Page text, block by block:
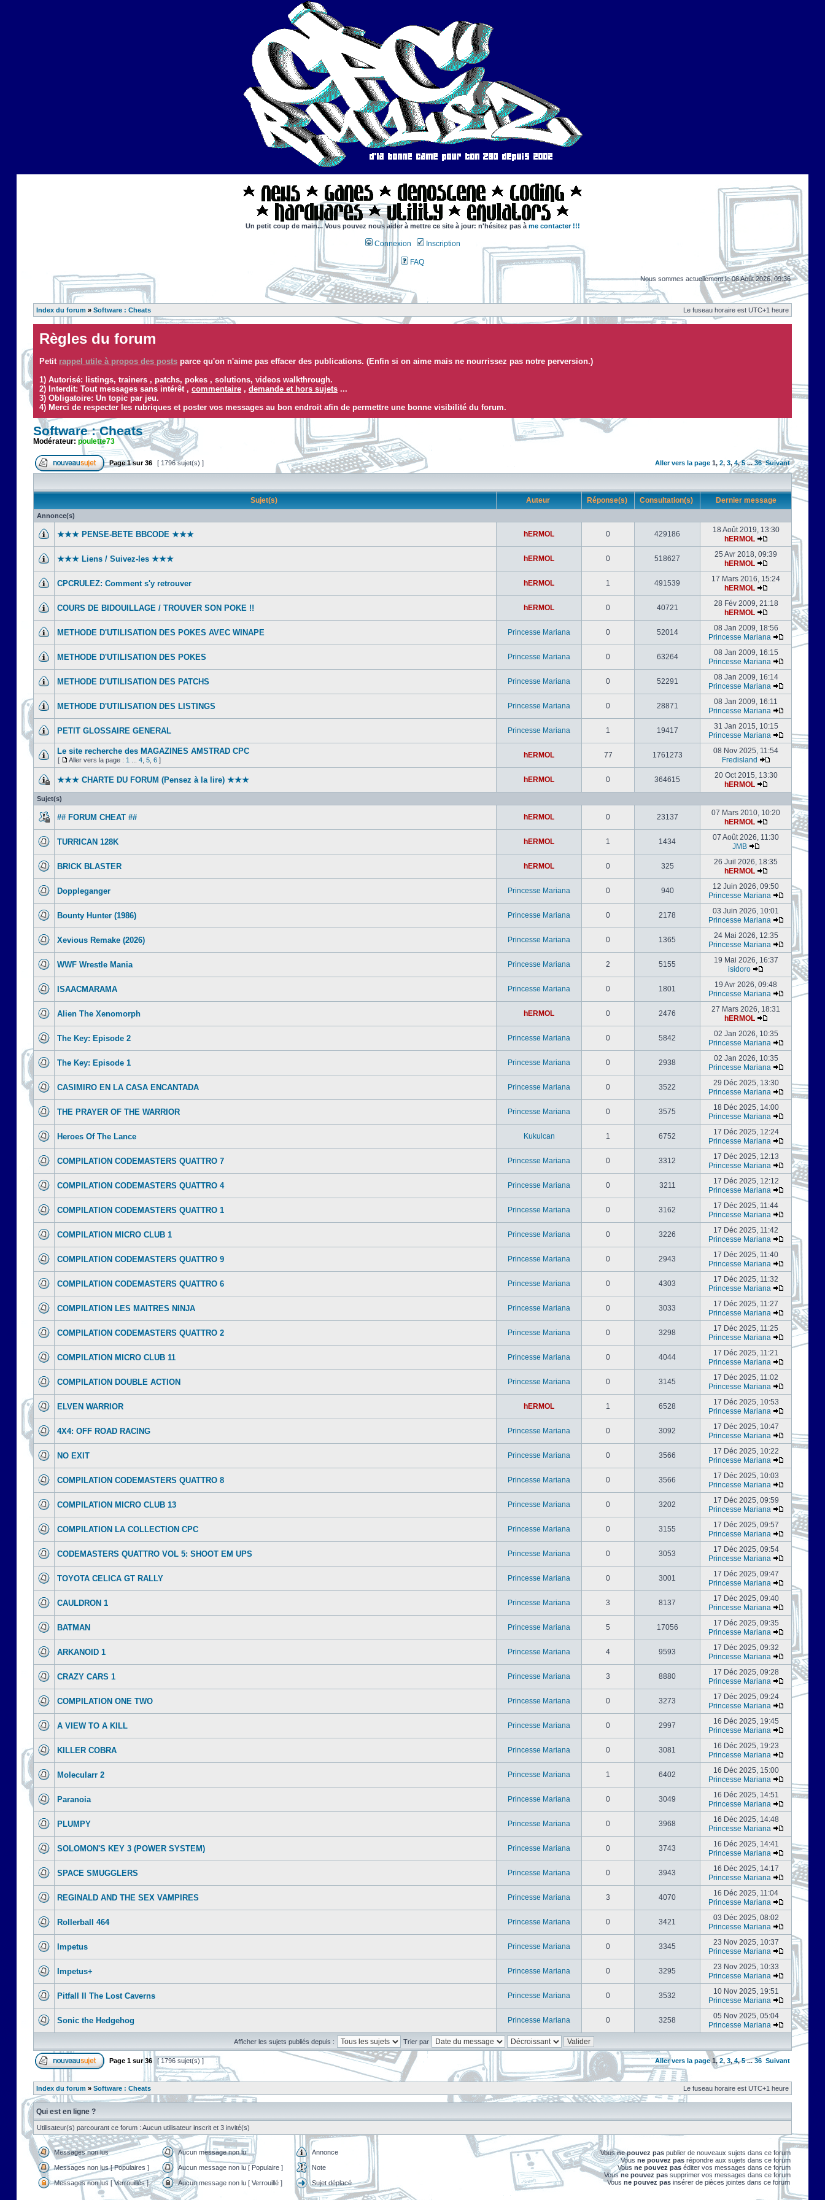
Un petit coup de main... Vous pouvez nous aider à mettre ce site à jour: n'hésitez pas à me contacter !!!
Connexion Inscription
FAQ
Nous sommes actuellement le 08 Août 2026, 09:36
Index du forum » Software : Cheats Le fuseau horaire est UTC+1 heure
Règles du forum
Petit rappel utile à propos des posts parce qu'on n'aime pas effacer des publications. (Enfin si on aime mais ne nourrissez pas notre perversion.)
1) Autorisé: listings, trainers , patchs, pokes , solutions, videos walkthrough.
2) Interdit: Tout messages sans intérêt , commentaire , demande et hors sujets ...
3) Obligatoire: Un topic par jeu.
4) Merci de respecter les rubriques et poster vos messages au bon endroit afin de permettre une bonne visibilité du forum.
Software : Cheats
Modérateur: poulette73
Page1sur36 [ 1796 sujet(s) ] Aller vers la page 1, 2, 3, 4,5...36 Suivant
Sujet(s) Auteur Réponse(s) Consultation(s) Dernier message
Annonce(s)
★★★ PENSE-BETE BBCODE ★★★ hERMOL 0 429186
18 Août 2019, 13:30
hERMOL
★★★ Liens / Suivez-les ★★★ hERMOL 0 518627
25 Avr 2018, 09:39
hERMOL
CPCRULEZ: Comment s'y retrouver‎ hERMOL 1 491539
17 Mars 2016, 15:24
hERMOL
COURS DE BIDOUILLAGE / TROUVER SON POKE !! hERMOL 0 40721
28 Fév 2009, 21:18
hERMOL
METHODE D'UTILISATION DES POKES AVEC WINAPE Princesse Mariana 0 52014
08 Jan 2009, 18:56
Princesse Mariana
METHODE D'UTILISATION DES POKES Princesse Mariana 0 63264
08 Jan 2009, 16:15
Princesse Mariana
METHODE D'UTILISATION DES PATCHS Princesse Mariana 0 52291
08 Jan 2009, 16:14
Princesse Mariana
METHODE D'UTILISATION DES LISTINGS Princesse Mariana 0 28871
08 Jan 2009, 16:11
Princesse Mariana
PETIT GLOSSAIRE GENERAL Princesse Mariana 1 19417
31 Jan 2015, 10:15
Princesse Mariana
Le site recherche des MAGAZINES AMSTRAD CPC
[ Aller vers la page : 1 4 5 6 ]
hERMOL 77 1761273
08 Nov 2025, 11:54
Fredisland
★★★ CHARTE DU FORUM (Pensez à la lire) ★★★ hERMOL 0 364615
20 Oct 2015, 13:30
hERMOL
Sujet(s)
## FORUM CHEAT ## hERMOL 0 23137
07 Mars 2010, 10:20
hERMOL
TURRICAN 128K hERMOL 1 1434
07 Août 2026, 11:30
JMB
BRICK BLASTER hERMOL 0 325
26 Juil 2026, 18:35
hERMOL
Doppleganger Princesse Mariana 0 940
12 Juin 2026, 09:50
Princesse Mariana
Bounty Hunter (1986) Princesse Mariana 0 2178
03 Juin 2026, 10:01
Princesse Mariana
Xevious Remake (2026) Princesse Mariana 0 1365
24 Mai 2026, 12:35
Princesse Mariana
WWF Wrestle Mania Princesse Mariana 2 5155
19 Mai 2026, 16:37
isidoro
ISAACMARAMA Princesse Mariana 0 1801
19 Avr 2026, 09:48
Princesse Mariana
Alien The Xenomorph hERMOL 0 2476
27 Mars 2026, 18:31
hERMOL
The Key: Episode 2 Princesse Mariana 0 5842
02 Jan 2026, 10:35
Princesse Mariana
The Key: Episode 1 Princesse Mariana 0 2938
02 Jan 2026, 10:35
Princesse Mariana
CASIMIRO EN LA CASA ENCANTADA Princesse Mariana 0 3522
29 Déc 2025, 13:30
Princesse Mariana
THE PRAYER OF THE WARRIOR Princesse Mariana 0 3575
18 Déc 2025, 14:00
Princesse Mariana
Heroes Of The Lance Kukulcan 1 6752
17 Déc 2025, 12:24
Princesse Mariana
COMPILATION CODEMASTERS QUATTRO 7 Princesse Mariana 0 3312
17 Déc 2025, 12:13
Princesse Mariana
COMPILATION CODEMASTERS QUATTRO 4 Princesse Mariana 0 3211
17 Déc 2025, 12:12
Princesse Mariana
COMPILATION CODEMASTERS QUATTRO 1 Princesse Mariana 0 3162
17 Déc 2025, 11:44
Princesse Mariana
COMPILATION MICRO CLUB 1 Princesse Mariana 0 3226
17 Déc 2025, 11:42
Princesse Mariana
COMPILATION CODEMASTERS QUATTRO 9 Princesse Mariana 0 2943
17 Déc 2025, 11:40
Princesse Mariana
COMPILATION CODEMASTERS QUATTRO 6 Princesse Mariana 0 4303
17 Déc 2025, 11:32
Princesse Mariana
COMPILATION LES MAITRES NINJA Princesse Mariana 0 3033
17 Déc 2025, 11:27
Princesse Mariana
COMPILATION CODEMASTERS QUATTRO 2 Princesse Mariana 0 3298
17 Déc 2025, 11:25
Princesse Mariana
COMPILATION MICRO CLUB 11 Princesse Mariana 0 4044
17 Déc 2025, 11:21
Princesse Mariana
COMPILATION DOUBLE ACTION Princesse Mariana 0 3145
17 Déc 2025, 11:02
Princesse Mariana
ELVEN WARRIOR hERMOL 1 6528
17 Déc 2025, 10:53
Princesse Mariana
4X4: OFF ROAD RACING Princesse Mariana 0 3092
17 Déc 2025, 10:47
Princesse Mariana
NO EXIT Princesse Mariana 0 3566
17 Déc 2025, 10:22
Princesse Mariana
COMPILATION CODEMASTERS QUATTRO 8 Princesse Mariana 0 3566
17 Déc 2025, 10:03
Princesse Mariana
COMPILATION MICRO CLUB 13 Princesse Mariana 0 3202
17 Déc 2025, 09:59
Princesse Mariana
COMPILATION LA COLLECTION CPC Princesse Mariana 0 3155
17 Déc 2025, 09:57
Princesse Mariana
CODEMASTERS QUATTRO VOL 5: SHOOT EM UPS Princesse Mariana 0 3053
17 Déc 2025, 09:54
Princesse Mariana
TOYOTA CELICA GT RALLY Princesse Mariana 0 3001
17 Déc 2025, 09:47
Princesse Mariana
CAULDRON 1 Princesse Mariana 3 8137
17 Déc 2025, 09:40
Princesse Mariana
BATMAN Princesse Mariana 5 17056
17 Déc 2025, 09:35
Princesse Mariana
ARKANOID 1 Princesse Mariana 4 9593
17 Déc 2025, 09:32
Princesse Mariana
CRAZY CARS 1 Princesse Mariana 3 8880
17 Déc 2025, 09:28
Princesse Mariana
COMPILATION ONE TWO Princesse Mariana 0 3273
17 Déc 2025, 09:24
Princesse Mariana
A VIEW TO A KILL Princesse Mariana 0 2997
16 Déc 2025, 19:45
Princesse Mariana
KILLER COBRA Princesse Mariana 0 3081
16 Déc 2025, 19:23
Princesse Mariana
Molecularr 2 Princesse Mariana 1 6402
16 Déc 2025, 15:00
Princesse Mariana
Paranoia Princesse Mariana 0 3049
16 Déc 2025, 14:51
Princesse Mariana
PLUMPY Princesse Mariana 0 3968
16 Déc 2025, 14:48
Princesse Mariana
SOLOMON'S KEY 3 (POWER SYSTEM) Princesse Mariana 0 3743
16 Déc 2025, 14:41
Princesse Mariana
SPACE SMUGGLERS Princesse Mariana 0 3943
16 Déc 2025, 14:17
Princesse Mariana
REGINALD AND THE SEX VAMPIRES Princesse Mariana 3 4070
16 Déc 2025, 11:04
Princesse Mariana
Rollerball 464 Princesse Mariana 0 3421
03 Déc 2025, 08:02
Princesse Mariana
Impetus Princesse Mariana 0 3345
23 Nov 2025, 10:37
Princesse Mariana
Impetus+ Princesse Mariana 0 3295
23 Nov 2025, 10:33
Princesse Mariana
Pitfall II The Lost Caverns Princesse Mariana 0 3532
10 Nov 2025, 19:51
Princesse Mariana
Sonic the Hedgehog Princesse Mariana 0 3258
05 Nov 2025, 05:04
Princesse Mariana
Afficher les sujets publiés depuis : Trier par
Page 1 sur36 [ 1796 sujet(s) ] Aller vers la page1, 2, 3, 4,5...36 Suivant
Index du forum » Software : Cheats Le fuseau horaire est UTC+1 heure
Qui est en ligne ?
Utilisateur(s) parcourant ce forum : Aucun utilisateur inscrit et 3 invité(s)
Messages non lus Aucun message non lu Annonce
Messages non lus [ Populaires ] Aucun message non lu [ Populaire ] Note
Messages non lus [ Verrouillés ] Aucun message non lu [ Verrouillé ] Sujet déplacé
Vousne pouvez pas publier de nouveaux sujets dans ce forum
Vous ne pouvez pas répondre aux sujets dans ce forum
Vous ne pouvez pas éditer vos messages dans ce forum
Vousne pouvez pas supprimer vos messages dans ce forum
Vous ne pouvez pas insérer de pièces jointes dans ce forum